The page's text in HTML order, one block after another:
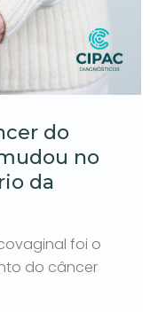
do
no
da
foi o
do câncer